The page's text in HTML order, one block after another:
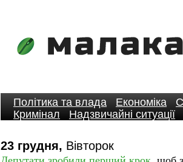
Політика та влада Економіка
Кримінал
Надзвичайні ситуації
23 грудня, Вівторок